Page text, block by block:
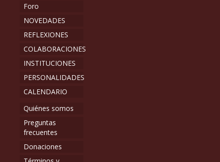
Foro
NOVEDADES
REFLEXIONES
COLABORACIONES
INSTITUCIONES
PERSONALIDADES
CALENDARIO
Quiénes somos
Preguntas
frecuentes
Donaciones